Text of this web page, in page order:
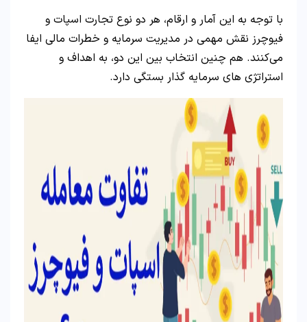
با توجه به این آمار و ارقام، هر دو نوع تجارت اسپات و
فیوچرز نقش مهمی در مدیریت سرمایه و خطرات مالی ایفا
می‌کنند. هم چنین انتخاب بین این دو، به اهداف و
استراتژی‌ های سرمایه‌ گذار بستگی دارد.